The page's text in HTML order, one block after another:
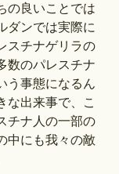
の良いことでは
ダンでは実際に
スチナゲリラの
数のパレスチナ
う事態になるん
な出来事で、こ
チナ人の一部の
中にも我々の敵